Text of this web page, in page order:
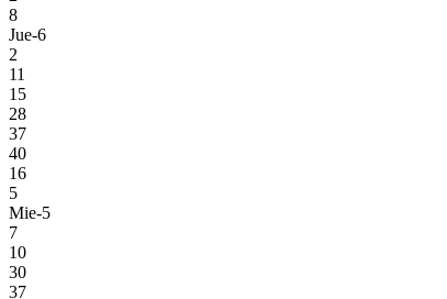
8
Jue-6
2
11
15
28
37
40
16
5
Mie-5
7
10
30
37